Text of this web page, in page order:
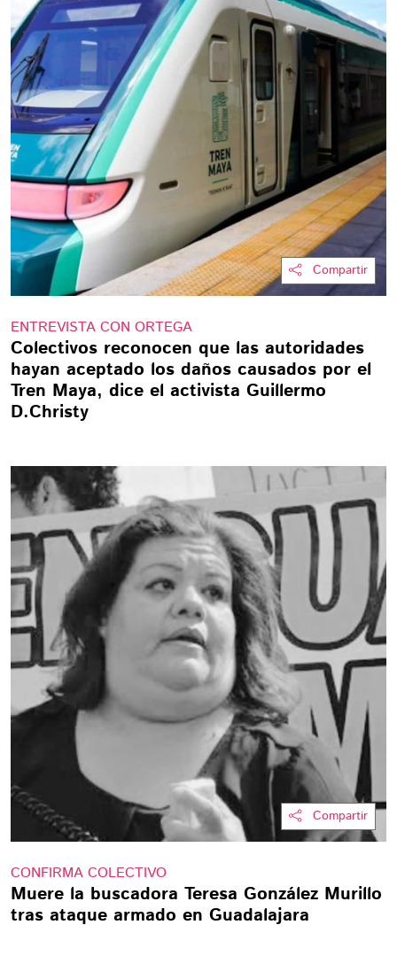
Compartir
ENTREVISTA CON ORTEGA
Colectivos reconocen que las autoridades
hayan aceptado los daños causados por el
Tren Maya, dice el activista Guillermo
D.Christy
Compartir
CONFIRMA COLECTIVO
Muere la buscadora Teresa González Murillo
tras ataque armado en Guadalajara